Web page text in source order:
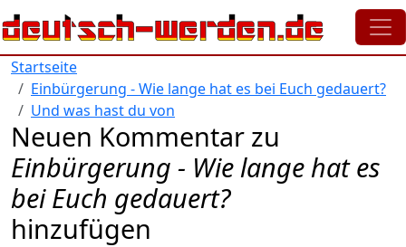
Direkt zum Inhalt
Startseite
Einbürgerung - Wie lange hat es bei Euch gedauert?
Und was hast du von
Neuen Kommentar zu
Einbürgerung - Wie lange hat es
bei Euch gedauert?
hinzufügen